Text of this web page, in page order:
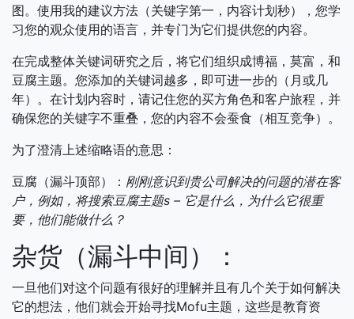
图。使用我的建议方法（关键字第一，内容计划秒），您学
习您的观众使用的语言，并专门为它们提供您的内容。
在完成整体关键词研究之后，将它们组织成博福，莫富，和
豆腐主题。您添加的关键词越多，即可进一步的（月或几
年）。在计划内容时，请记住您的买方角色和客户旅程，并
确保您的关键字不重叠，您的内容不会蚕食（相互竞争）。
为了澄清上述缩略语的意思：
豆腐（漏斗顶部）： 刚刚意识到贵公司解决的问题的潜在客
户，例如，将搜索豆腐主题s – 它是什么，为什么它很重
要，他们能做什么？
杂货（漏斗中间）：
一旦他们对这个问题有很好的理解并且有几个关于如何解决
它的想法，他们就会开始寻找Mofu主题，这些是教育资